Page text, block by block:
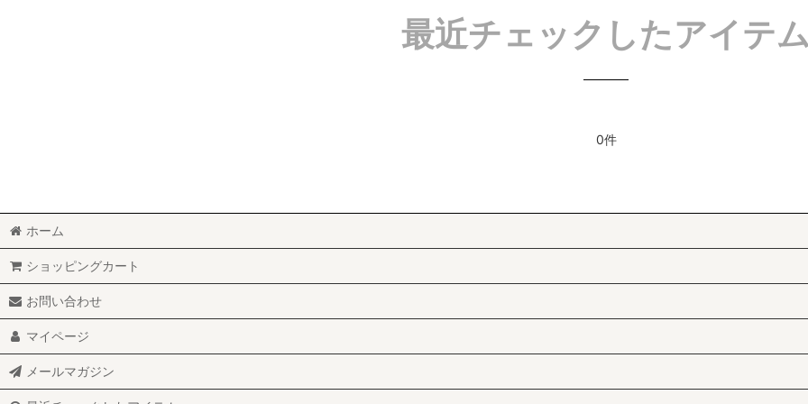
最近チェックしたアイテ
0件
ホーム
ショッピングカート
お問い合わせ
マイページ
メールマガジン